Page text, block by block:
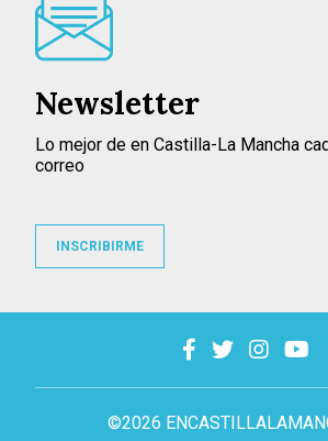
©2026
Newsletter
Lo mejor de en Castilla-La Mancha
correo
INSCRIBIRME